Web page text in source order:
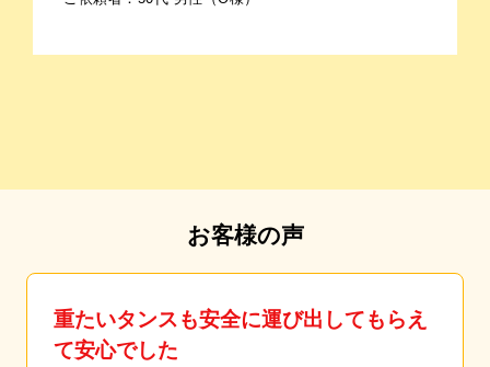
お客様の声
重たいタンスも安全に運び出してもらえ
て安心でした